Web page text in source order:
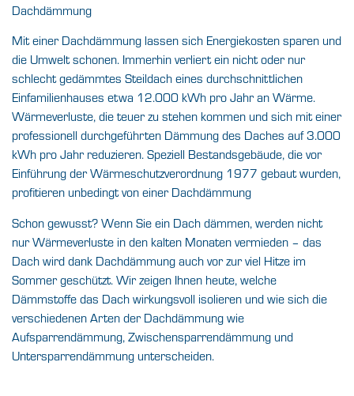
Dachdämmung
Mit einer Dachdämmung lassen sich Energiekosten sparen und
die Umwelt schonen. Immerhin verliert ein nicht oder nur
schlecht gedämmtes Steildach eines durchschnittlichen
Einfamilienhauses etwa 12.000 kWh pro Jahr an Wärme.
Wärmeverluste, die teuer zu stehen kommen und sich mit einer
professionell durchgeführten Dämmung des Daches auf 3.000
kWh pro Jahr reduzieren. Speziell Bestandsgebäude, die vor
Einführung der Wärmeschutzverordnung 1977 gebaut wurden,
profitieren unbedingt von einer Dachdämmung
Schon gewusst? Wenn Sie ein Dach dämmen, werden nicht
nur Wärmeverluste in den kalten Monaten vermieden – das
Dach wird dank Dachdämmung auch vor zur viel Hitze im
Sommer geschützt. Wir zeigen Ihnen heute, welche
Dämmstoffe das Dach wirkungsvoll isolieren und wie sich die
verschiedenen Arten der Dachdämmung wie
Aufsparrendämmung, Zwischensparrendämmung und
Untersparrendämmung unterscheiden.